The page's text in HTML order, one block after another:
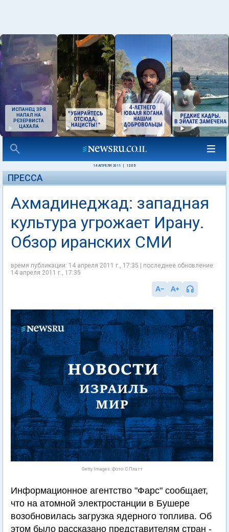
ИСПАНЕЦ ЗРЯ
НАПАЛ НА
РЕЗЕРВИСТА
ЦАХАЛА
14 АПРЕЛЯ 2011 12:05
ПРЕССА
Ахмадинеджад: западная
культура угрожает Ирану.
Обзор иранских СМИ
время публикации: 14 апреля 2011 г., 17:35 | последнее обновление:
14 апреля 2011 г., 17:35
Getty Images. Фото: С.Платт
Информационное агентство "Фарс" сообщает,
что на атомной электростанции в Бушере
возобновилась загрузка ядерного топлива. Об
этом было рассказано представителям стран -